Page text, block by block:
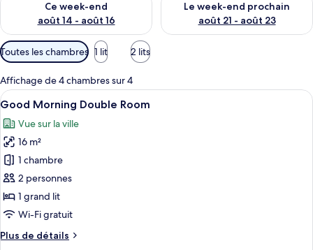
Ce week-end
août 14 - août 16
Le week-end prochain
août 21 - août 23
Filtres
disponibles
pour
les
chambres
Toutes les chambres 1 lit 2 lits
Affichage de 4 chambres sur 4
Afficher
toutes
les
photos
pour
ce
type
de
chambre :
Good
Good Morning Double Room |
10
Good Morning Double Room
Vue sur la ville
16 m²
1 chambre
2 personnes
1 grand lit
Wi-Fi gratuit
Plus de détails
Plus